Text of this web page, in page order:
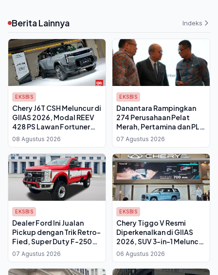
Berita Lainnya Indeks
EKSBIS
Chery J6T CSH Meluncur di
GIIAS 2026, Modal REEV
428 PS Lawan Fortuner
dan Pajero Sport
08 Agustus 2026
EKSBIS
Danantara Rampingkan
274 Perusahaan Pelat
Merah, Pertamina dan PLN
Kena Efisiensi
07 Agustus 2026
EKSBIS
Dealer Ford Ini Jualan
Pickup dengan Trik Retro-
Fied, Super Duty F-250
Disulap Lawas
07 Agustus 2026
EKSBIS
Chery Tiggo V Resmi
Diperkenalkan di GIIAS
2026, SUV 3-in-1 Meluncur
Q4
06 Agustus 2026